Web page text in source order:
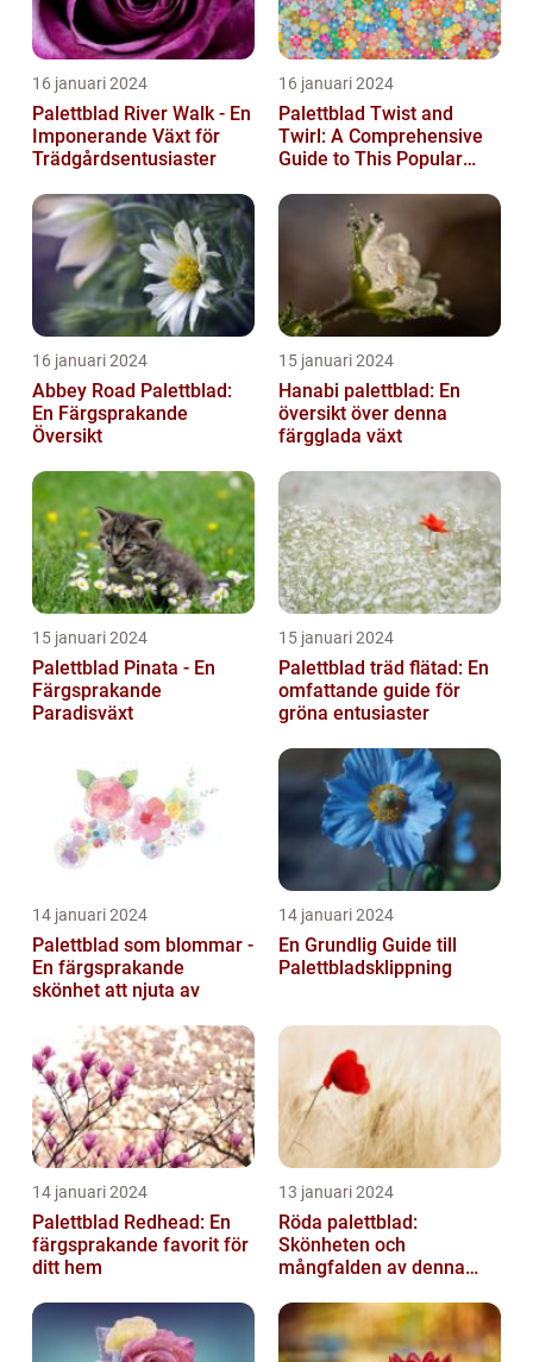
16 januari 2024
Palettblad River Walk - En
Imponerande Växt för
Trädgårdsentusiaster
16 januari 2024
Palettblad Twist and
Twirl: A Comprehensive
Guide to This Popular
16 januari 2024
Abbey Road Palettblad:
En Färgsprakande
Översikt
15 januari 2024
Hanabi palettblad: En
översikt över denna
färgglada växt
15 januari 2024
Palettblad Pinata - En
Färgsprakande
Paradisväxt
15 januari 2024
Palettblad träd flätad: En
omfattande guide för
gröna entusiaster
14 januari 2024
Palettblad som blommar -
En färgsprakande
skönhet att njuta av
14 januari 2024
En Grundlig Guide till
Palettbladsklippning
14 januari 2024
Palettblad Redhead: En
färgsprakande favorit för
ditt hem
13 januari 2024
Röda palettblad:
Skönheten och
mångfalden av denna